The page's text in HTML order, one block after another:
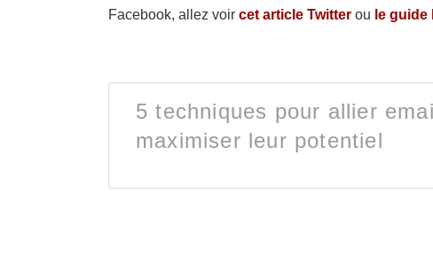
Facebook, allez voir cet article Twitter ou le
5 techniques pour allier
maximiser leur potentiel